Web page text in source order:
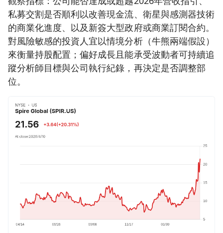
私募交割是否順利以改善現金流、衛星與感測器技術
的商業化進度、以及新簽大型政府或商業訂閱合約。
對風險敏感的投資人宜以情境分析（牛熊兩端假設）
來衡量持股配置；偏好成長且能承受波動者可持續追
蹤分析師目標與公司執行紀錄，再決定是否調整部
位。